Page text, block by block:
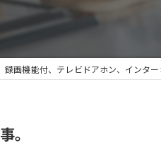
IHクッキングヒーター
ビルトイン食洗機
浴室換気扇
録画機能付、テレビドアホン、インター
。